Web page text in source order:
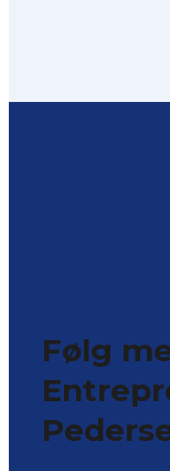
Følg